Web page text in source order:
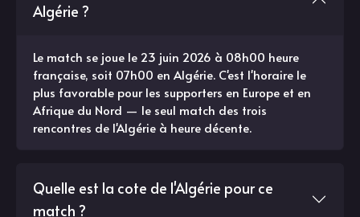
Algérie ?
Le match se joue le 23 juin 2026 à 08h00 heure
française, soit 07h00 en Algérie. C'est l'horaire le
plus favorable pour les supporters en Europe et en
Afrique du Nord — le seul match des trois
rencontres de l'Algérie à heure décente.
Quelle est la cote de l'Algérie pour ce
match ?